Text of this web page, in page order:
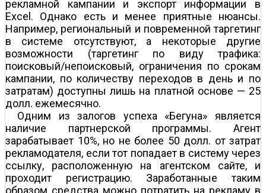
рекламной кампании и экспорт информации в
Excel. Однако есть и менее приятные нюансы.
Например, региональный и повременной таргетинг
в системе отсутствуют, а некоторые другие
возможности (таргетинг по виду трафика:
поисковый/непоисковый, ограничения по срокам
кампании, по количеству переходов в день и по
затратам) доступны лишь на платной основе — 25
долл. ежемесячно.
Одним из залогов успеха «Бегуна» является
наличие партнерской программы. Агент
зарабатывает 10%, но не более 50 долл. от затрат
рекламодателя, если тот попадает в систему через
ссылку, расположенную на агентском сайте, и
проходит регистрацию. Заработанные таким